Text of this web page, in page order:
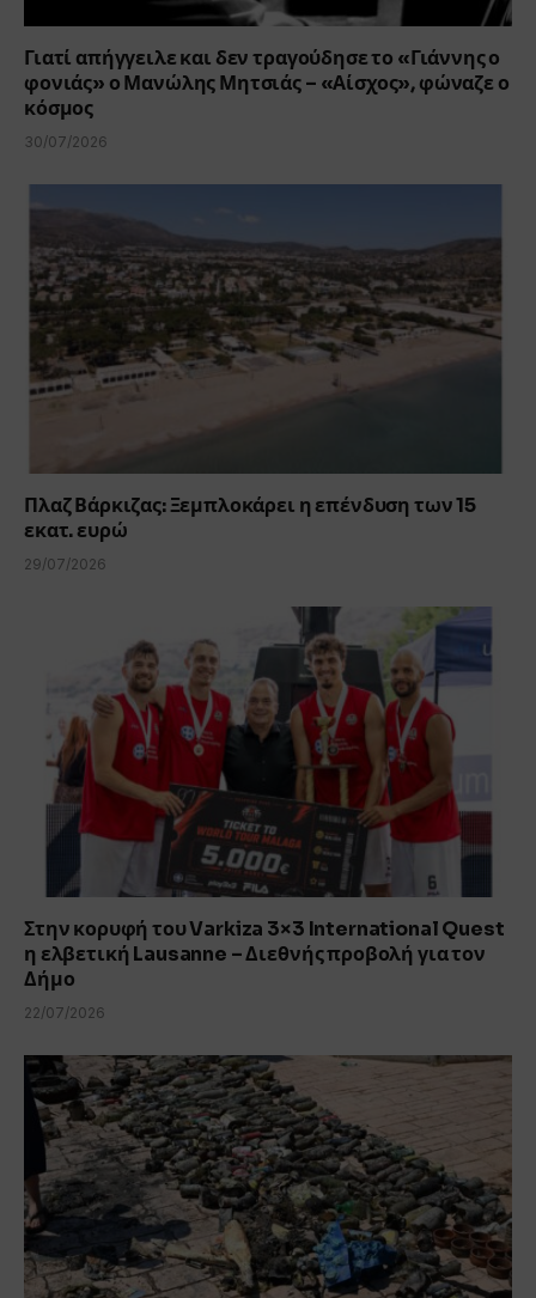
Γιατί απήγγειλε και δεν τραγούδησε το «Γιάννης ο
φονιάς» ο Μανώλης Μητσιάς – «Αίσχος», φώναζε ο
κόσμος
30/07/2026
Πλαζ Βάρκιζας: Ξεμπλοκάρει η επένδυση των 15
εκατ. ευρώ
29/07/2026
Στην κορυφή του Varkiza 3×3 International Quest
η ελβετική Lausanne – Διεθνής προβολή για τον
Δήμο
22/07/2026